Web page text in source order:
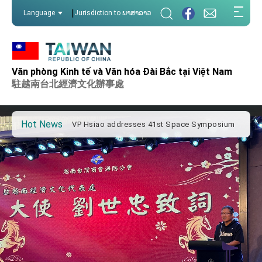
Language | Jurisdiction to ພາສາລາວ
Văn phòng Kinh tế và Văn hóa Đài Bắc tại Việt Nam
駐越南台北經濟文化辦事處
Hot News
Important Remarks of the Ministry of Foreign
Affairs
Taiwan government to open office in Arizona,
advancing Taiwan-US exchanges and
cooperation
for state visit
VP Hsiao addresses 41st Space Symposium
Taiwan’s economic growth is a priority for
President Lai
President Lai’s remarks for Lunar New Year
President Lai interviewed by AFP
President Lai holds press conference on
Taiwan- US Economic Prosperity Partnership
Dialogue
FM Lin attends Taiwan Panorama exhibit at
TIBE
President Lai meets US delegation led by